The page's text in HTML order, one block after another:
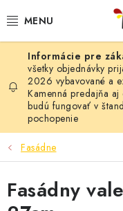
na
FARBY A LAKY
STAVEBNÁ CHÉMIA
MALIARSKE POTREBY
NÁRADIE
všetky objednávky
2026 vybavované a
Kamenná predajňa
budú fungovať v
pochopenie
Fasádne
Fasádny